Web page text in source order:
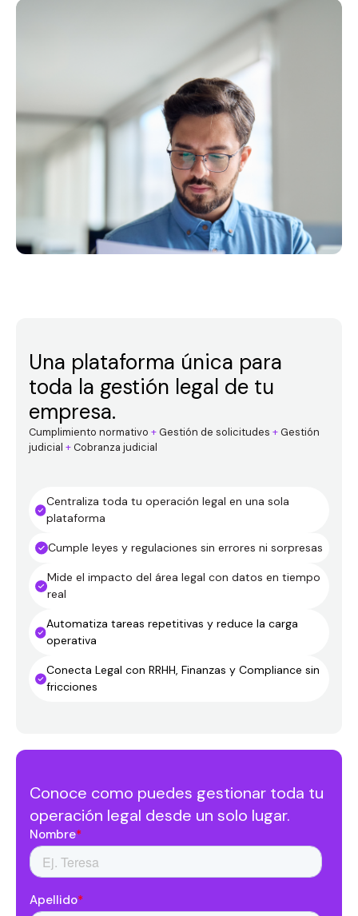
Una plataforma única para
toda la gestión legal de tu
empresa.
Cumplimiento normativo +Gestión de solicitudes +Gestión
judicial +Cobranza judicial
Centraliza toda tu operación legal en una sola
plataforma
Cumple leyes y regulaciones sin errores ni sorpresas
Mide el impacto del área legal con datos en tiempo
real
Automatiza tareas repetitivas y reduce la carga
operativa
Conecta Legal con RRHH, Finanzas y Compliance sin
fricciones
Conoce como puedes gestionar toda tu
operación legal desde un solo lugar.